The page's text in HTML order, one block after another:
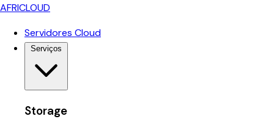
AFRICLOUD
Servidores Cloud
Serviços
Storage